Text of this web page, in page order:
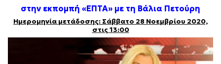
στην εκπομπή «ΕΠΤΑ» με τη Βάλια Πετούρη
Ημερομηνία μετάδοσης: Σάββατο 28 Νοεμβρίου 2020,
στις 13:00